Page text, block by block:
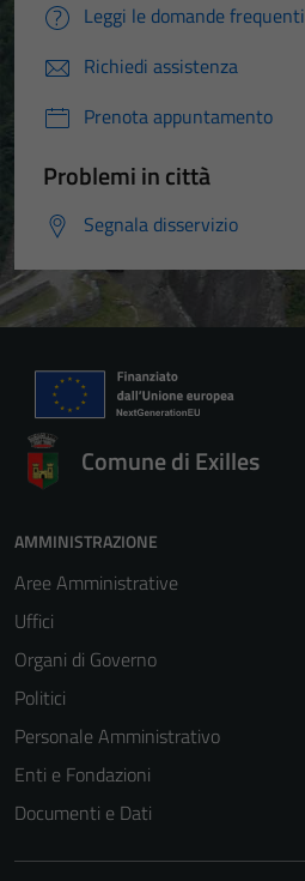
Leggi le domande frequenti
Richiedi assistenza
Prenota appuntamento
Problemi in città
Segnala disservizio
Comune di Exilles
AMMINISTRAZIONE
Aree Amministrative
Uffici
Organi di Governo
Politici
Personale Amministrativo
Enti e Fondazioni
Documenti e Dati